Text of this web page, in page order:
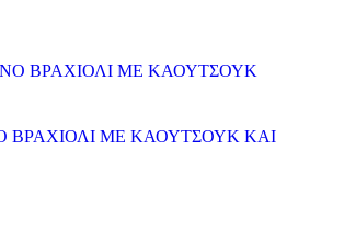
ΒΡΑΧΙΟΛΙ ΜΕ ΚΑΟΥΤΣΟΥΚ ΚΑΙ